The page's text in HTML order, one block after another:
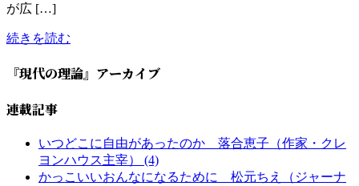
が広 […]
続きを読む
『現代の理論』アーカイブ
連載記事
いつどこに自由があったのか 落合恵子（作家・クレ
ヨンハウス主宰） (4)
かっこいいおんなになるために 松元ちえ（ジャーナ